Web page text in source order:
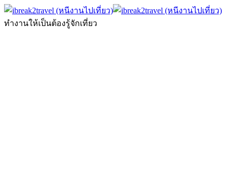
ทำงานให้เป็นต้องรู้จักเที่ยว